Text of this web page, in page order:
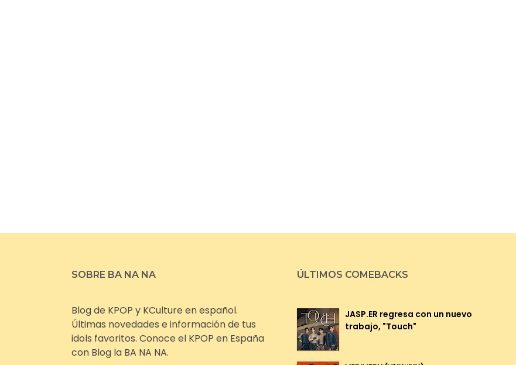
SOBRE BA NA NA
Blog de KPOP y KCulture en español.
Últimas novedades e información de tus
idols favoritos. Conoce el KPOP en España
con Blog la BA NA NA.
ÚLTIMOS COMEBACKS
JASP.ER regresa con un nuevo
trabajo, "Touch"